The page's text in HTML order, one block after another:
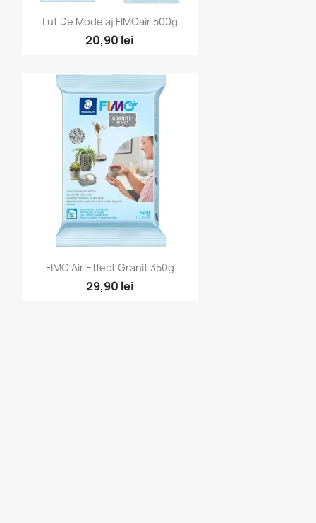
Vizualizare rapidă
Lut De Modelaj FIMOair 500g
20,90 lei
Vizualizare rapidă
FIMO Air Effect Granit 350g
29,90 lei